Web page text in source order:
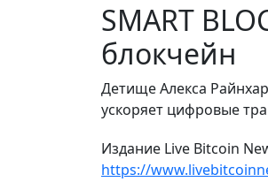
SMART
блокчейн
Детище Алекса
ускоряет цифровые
Издание Live Bitcoin
https://